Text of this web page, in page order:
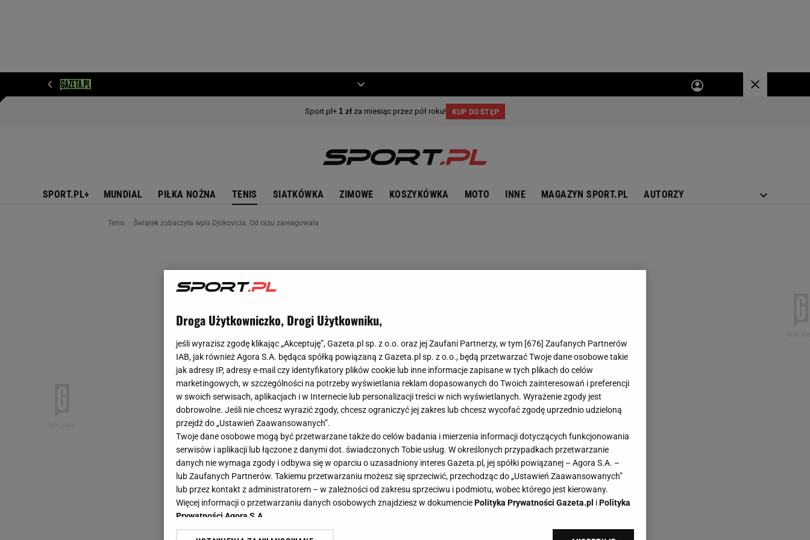
SPORT.PL+ MUNDIAL PIŁKA NOŻNA TENIS SIATKÓWKA ZIMOWE KOSZYKÓWKA MOTO INNE MAGAZYN SPORT.PL AUTORZY
Tenis Świątek zobaczyła wpis Djokovicia. Od razu zareagowała
Droga Użytkowniczko, Drogi Użytkowniku,
jeśli wyrazisz zgodę klikając „Akceptuję”, Gazeta.pl sp. z o.o. oraz jej Zaufani Partnerzy, w tym [676] Zaufanych Partnerów
IAB, jak również Agora S.A. będąca spółką powiązaną z Gazeta.pl sp. z o.o., będą przetwarzać Twoje dane osobowe takie
jak adresy IP, adresy e-mail czy identyfikatory plików cookie lub inne informacje zapisane w tych plikach do celów
marketingowych, w szczególności na potrzeby wyświetlania reklam dopasowanych do Twoich zainteresowań i preferencji
w swoich serwisach, aplikacjach i w Internecie lub personalizacji treści w nich wyświetlanych. Wyrażenie zgody jest
dobrowolne. Jeśli nie chcesz wyrazić zgody, chcesz ograniczyć jej zakres lub chcesz wycofać zgodę uprzednio udzieloną
przejdź do „Ustawień Zaawansowanych”.
Twoje dane osobowe mogą być przetwarzane także do celów badania i mierzenia informacji dotyczących funkcjonowania
serwisów i aplikacji lub łączone z danymi dot. świadczonych Tobie usług. W określonych przypadkach przetwarzanie
danych nie wymaga zgody i odbywa się w oparciu o uzasadniony interes Gazeta.pl, jej spółki powiązanej – Agora S.A. –
lub Zaufanych Partnerów. Takiemu przetwarzaniu możesz się sprzeciwić, przechodząc do „Ustawień Zaawansowanych”
lub przez kontakt z administratorem – w zależności od zakresu sprzeciwu i podmiotu, wobec którego jest kierowany.
Więcej informacji o przetwarzaniu danych osobowych znajdziesz w dokumenciePolityka Prywatności Gazeta.pl iPolityka
Prywatności Agora S.A.